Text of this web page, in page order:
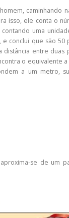
homem, caminhando
isso, ele conta o
uma
conclui que são 50
distância entre duas
o equivalente
a um metro,
se de um